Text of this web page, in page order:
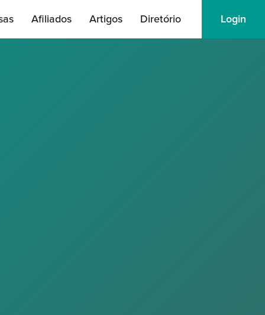
Afiliados Artigos Diretório Login